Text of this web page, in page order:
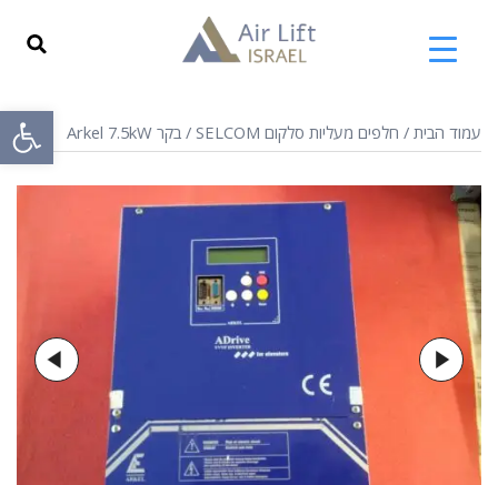
עמוד הבית / חלפים מעליות סלקום SELCOM / בקר Arkel 7.5kW